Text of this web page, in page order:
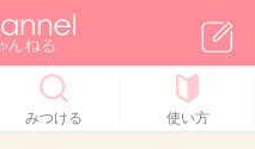
みつける 使い方